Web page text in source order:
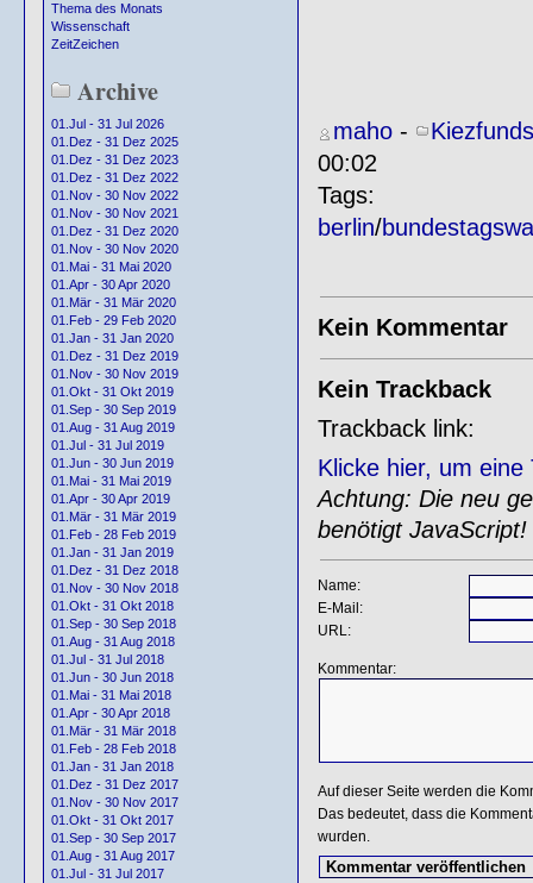
Thema des Monats
Wissenschaft
ZeitZeichen
Archive
01.Jul - 31 Jul 2026
01.Dez - 31 Dez 2025
01.Dez - 31 Dez 2023
01.Dez - 31 Dez 2022
01.Nov - 30 Nov 2022
01.Nov - 30 Nov 2021
01.Dez - 31 Dez 2020
01.Nov - 30 Nov 2020
01.Mai - 31 Mai 2020
01.Apr - 30 Apr 2020
01.Mär - 31 Mär 2020
01.Feb - 29 Feb 2020
01.Jan - 31 Jan 2020
01.Dez - 31 Dez 2019
01.Nov - 30 Nov 2019
01.Okt - 31 Okt 2019
01.Sep - 30 Sep 2019
01.Aug - 31 Aug 2019
01.Jul - 31 Jul 2019
01.Jun - 30 Jun 2019
01.Mai - 31 Mai 2019
01.Apr - 30 Apr 2019
01.Mär - 31 Mär 2019
01.Feb - 28 Feb 2019
01.Jan - 31 Jan 2019
01.Dez - 31 Dez 2018
01.Nov - 30 Nov 2018
01.Okt - 31 Okt 2018
01.Sep - 30 Sep 2018
01.Aug - 31 Aug 2018
01.Jul - 31 Jul 2018
01.Jun - 30 Jun 2018
01.Mai - 31 Mai 2018
01.Apr - 30 Apr 2018
01.Mär - 31 Mär 2018
01.Feb - 28 Feb 2018
01.Jan - 31 Jan 2018
01.Dez - 31 Dez 2017
01.Nov - 30 Nov 2017
01.Okt - 31 Okt 2017
01.Sep - 30 Sep 2017
01.Aug - 31 Aug 2017
01.Jul - 31 Jul 2017
maho -
00:02
Tags:
berlin/
Kein Kommentar
Kein Trackback
Trackback link:
Klicke hier, um
Achtung: Die neu
benötigt JavaScript!
Name:
E-Mail:
URL:
Kommentar:
Auf dieser Seite werden die
Das bedeutet, dass die
wurden.